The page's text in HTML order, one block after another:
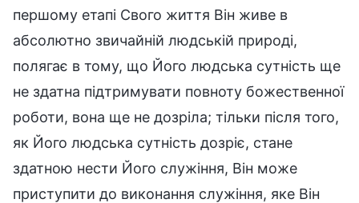
першому етапі Свого життя Він живе в
абсолютно звичайній людській природі,
полягає в тому, що Його людська сутність ще
не здатна підтримувати повноту божественної
роботи, вона ще не дозріла; тільки після того,
як Його людська сутність дозріє, стане
здатною нести Його служіння, Він може
приступити до виконання служіння, яке Він